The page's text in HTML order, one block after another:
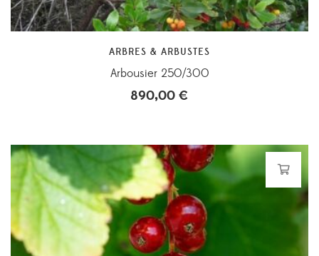
ARBRES & ARBUSTES
Arbousier 250/300
890,00 €